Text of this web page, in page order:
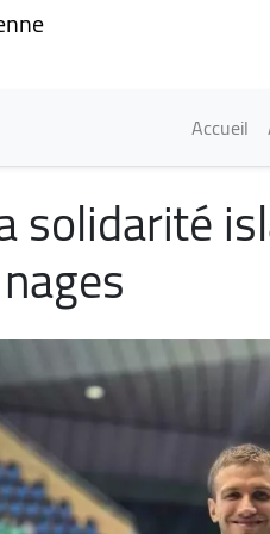
Accueil
solidarité